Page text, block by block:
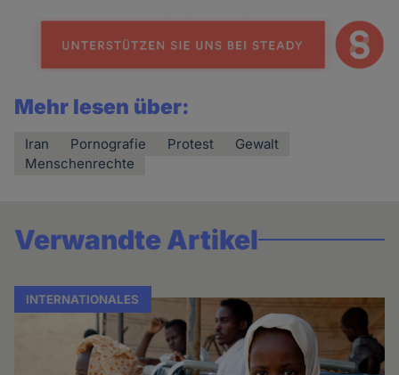
Mehr lesen über:
Iran Pornografie Protest
Gewalt
Menschenrechte
Verwandte Artikel
INTERNATIONALES